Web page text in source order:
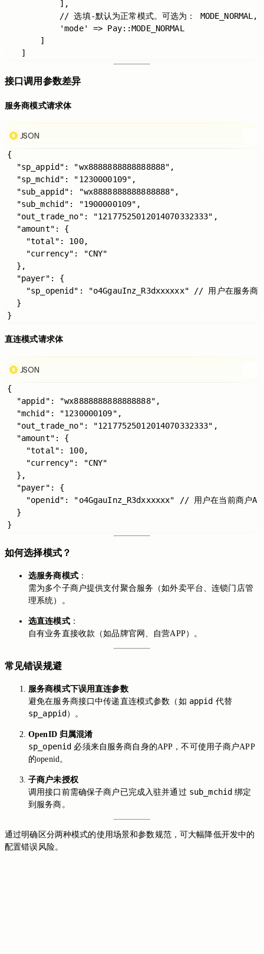
           ],
// 选填-默认为正常模式。可选为： MODE_NORMAL,
           'mode' => Pay::MODE_NORMAL
       ]
接口调用参数差异
服务商模式请求体
JSON
{
  "sp_appid": "wx8888888888888888",
  "sp_mchid": "1230000109",
  "sub_appid": "wx8888888888888888",
  "sub_mchid": "1900000109",
  "out_trade_no": "12177525012014070332333",
  "amount": {
    "total": 100,
    "currency": "CNY"
  },
  "payer": {
"sp_openid": "o4GgauInz_R3dxxxxxx" // 用户在服务商
  }
直连模式请求体
JSON
{
  "appid": "wx8888888888888888",
  "mchid": "1230000109",
  "out_trade_no": "12177525012014070332333",
  "amount": {
    "total": 100,
    "currency": "CNY"
  },
  "payer": {
"openid": "o4GgauInz_R3dxxxxxx" // 用户在当前商户
  }
如何选择模式？
选服务商模式：
需为多个子商户提供支付聚合服务（如外卖平台、连锁门店管
理系统）。
选直连模式：
自有业务直接收款（如品牌官网、自营APP）。
常见错误规避
服务商模式下误用直连参数
避免在服务商接口中传递直连模式参数（如 appid 代替
sp_appid ）。
OpenID 归属混淆
sp_openid 必须来自服务商自身的APP，不可使用子商户APP
的openid。
子商户未授权
调用接口前需确保子商户已完成入驻并通过 sub_mchid 绑定
到服务商。
通过明确区分两种模式的使用场景和参数规范，可大幅降低开发中的
配置错误风险。